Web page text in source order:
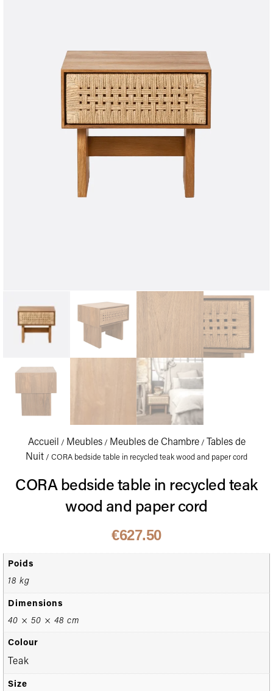
Accueil / Meubles/ Meubles de Chambre/
Tables de
Nuit / CORA bedside table in recycled teak wood and paper cord
CORA bedside table in recycled teak
wood and paper cord
€627.50
Poids
18 kg
Dimensions
40 × 50 × 48 cm
Colour
Teak
Size